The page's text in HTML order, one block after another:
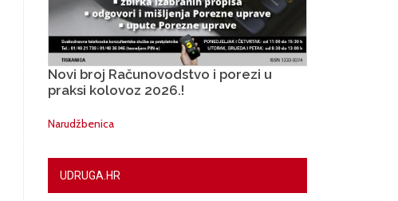
Novi broj Računovodstvo i porezi u
praksi kolovoz 2026.!
Narudžbenica
UDRUGA.HR